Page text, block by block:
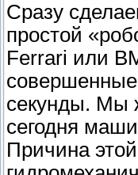
Сразу
простой
Ferrari или
секунды. Мы
сегодня
Причина